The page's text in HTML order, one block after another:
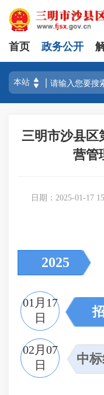
首页 政务公开
三明市沙县区
营管
日期：2025-01-17
2025
01月17
日
02月07
日
中